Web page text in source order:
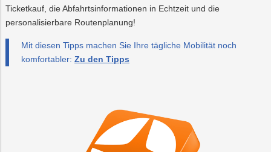
Ticketkauf, die Abfahrtsinformationen in Echtzeit und die
personalisierbare Routenplanung!
Mit diesen Tipps machen Sie Ihre tägliche Mobilität noch
komfortabler: Zu den Tipps